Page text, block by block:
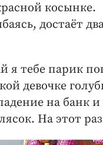
косынке.
достаёт
я тебе парик
девочке
на банк
На этот